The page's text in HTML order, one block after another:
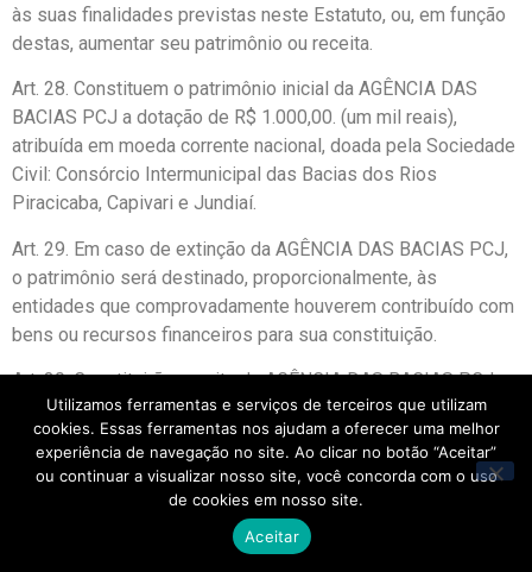
às suas finalidades previstas neste Estatuto, ou, em função
destas, aumentar seu patrimônio ou receita.
Art. 28. Constituem o patrimônio inicial da AGÊNCIA DAS
BACIAS PCJ a dotação de R$ 1.000,00. (um mil reais),
atribuída em moeda corrente nacional, doada pela Sociedade
Civil: Consórcio Intermunicipal das Bacias dos Rios
Piracicaba, Capivari e Jundiaí.
Art. 29. Em caso de extinção da AGÊNCIA DAS BACIAS PCJ,
o patrimônio será destinado, proporcionalmente, às
entidades que comprovadamente houverem contribuído com
bens ou recursos financeiros para sua constituição.
Art. 30. Constituirão receita da AGÊNCIA DAS BACIAS PCJ:
I – transferências da União, de Estados e Municípios,
destinadas ao seu custeio e à execução de planos e
programas;
II – o produto de financiamentos destinados ao atendimento
de serviços e obras constantes dos programas a serem
Utilizamos ferramentas e serviços de terceiros que utilizam
cookies. Essas ferramentas nos ajudam a oferecer uma melhor
experiência de navegação no site. Ao clicar no botão “Aceitar”
ou continuar a visualizar nosso site, você concorda com o uso
de cookies em nosso site.
Aceitar